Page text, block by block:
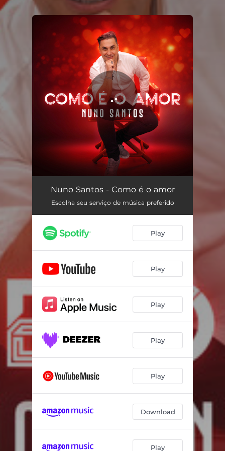
You're all set!
Como é o amor 03:36
Nuno Santos - Como é o amor
Escolha seu serviço de música preferido
Play
Play
Play
Play
Play
Download
Play
.